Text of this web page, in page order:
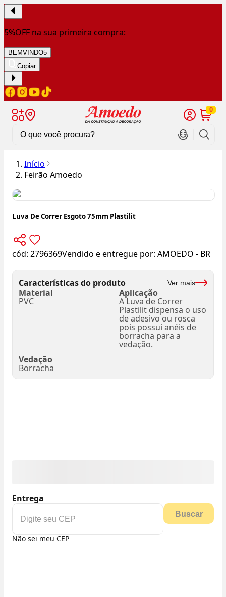
5%OFF na sua primeira compra:
BEMVINDO5
Copiar
0
Início
Feirão Amoedo
Luva De Correr Esgoto 75mm Plastilit
cód: 2796369Vendido e entregue por: AMOEDO - BR
Características do produto Ver mais
Material
PVC
Aplicação
A Luva de Correr
Plastilit dispensa o uso
de adesivo ou rosca
pois possui anéis de
borracha para a
vedação.
Vedação
Borracha
Entrega
Buscar
Não sei meu CEP